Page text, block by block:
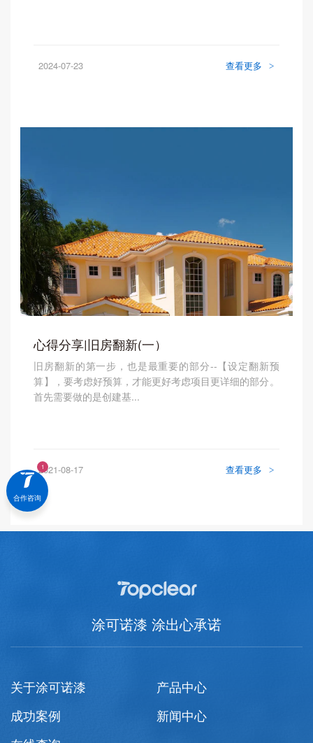
2024-07-23 查看更多 >
心得分享|旧房翻新(一）
旧房翻新的第一步，也是最重要的部分--【设定翻新预
算】，要考虑好预算，才能更好考虑项目更详细的部分。
首先需要做的是创建基...
2021-08-17 查看更多 >
涂可诺漆 涂出心承诺
关于涂可诺漆
产品中心
成功案例
新闻中心
合作咨询